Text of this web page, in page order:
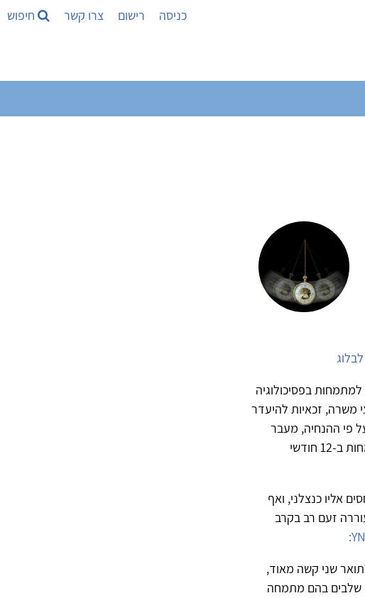
כניסה רישום צרו קשר חיפוש
למתמחות בפסיכולוגיה
משרה, זכאיות להיעדר
פי ההנחיה, מעבר
לכך, תקופת היעדרות העולה על 30 יום, מכל סיבה, מחייבת הארכת ההתמחות ב‭12-‬ חודשי
אליו כנצלני, ואף
זעם רב בקרב
שני קשה מאוד,
שלבים בהם מתמחה